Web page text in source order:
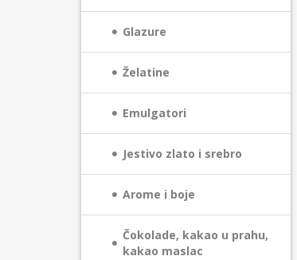
Glazure
Želatine
Emulgatori
Jestivo zlato i srebro
Arome i boje
Čokolade, kakao u prahu,
kakao maslac